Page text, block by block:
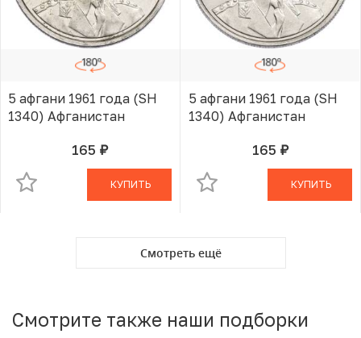
5 афгани 1961 года (SH
1340) Афганистан
165 руб.В КОРЗИНЕ
КУПИТЬ
5 афгани 1961 года (SH
1340) Афганистан
165 руб.В КОРЗИНЕ
КУПИТЬ
Смотреть ещё
Смотрите также наши подборки